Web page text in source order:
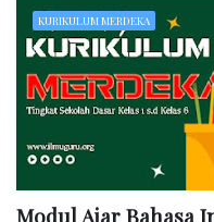
KURIKULUM MERDEKA
Modul Ajar Bahasa